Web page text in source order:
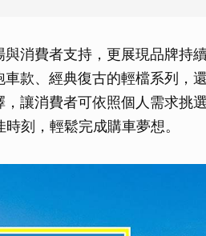
消費者支持，更展現品牌持
款、經典復古的輕檔系列，
讓消費者可依照個人需求挑選
刻，輕鬆完成購車夢想。